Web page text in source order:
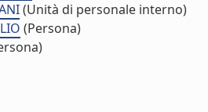
(Unità di personale interno)
(Persona)